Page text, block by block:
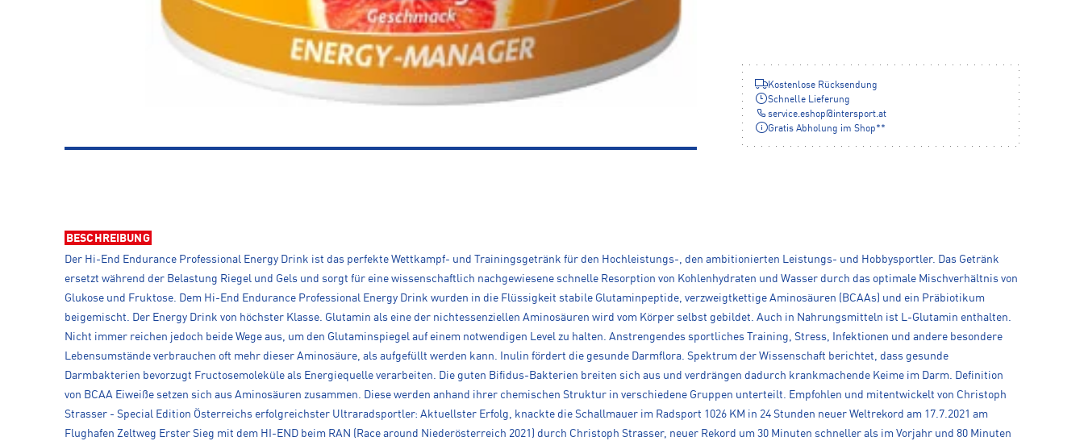
Kostenlose Rücksendung
Schnelle Lieferung
service.eshop@intersport.at
Gratis Abholung im Shop**
BESCHREIBUNG
Der Hi-End Endurance Professional Energy Drink ist das perfekte Wettkampf- und Trainingsgetränk für den Hochleistungs-, den ambitionierten Leistungs- und Hobbysportler. Das Getränk
ersetzt während der Belastung Riegel und Gels und sorgt für eine wissenschaftlich nachgewiesene schnelle Resorption von Kohlenhydraten und Wasser durch das optimale Mischverhältnis von
Glukose und Fruktose. Dem Hi-End Endurance Professional Energy Drink wurden in die Flüssigkeit stabile Glutaminpeptide, verzweigtkettige Aminosäuren (BCAAs) und ein Präbiotikum
beigemischt. Der Energy Drink von höchster Klasse. Glutamin als eine der nichtessenziellen Aminosäuren wird vom Körper selbst gebildet. Auch in Nahrungsmitteln ist L-Glutamin enthalten.
Nicht immer reichen jedoch beide Wege aus, um den Glutaminspiegel auf einem notwendigen Level zu halten. Anstrengendes sportliches Training, Stress, Infektionen und andere besondere
Lebensumstände verbrauchen oft mehr dieser Aminosäure, als aufgefüllt werden kann. Inulin fördert die gesunde Darmflora. Spektrum der Wissenschaft berichtet, dass gesunde
Darmbakterien bevorzugt Fructosemoleküle als Energiequelle verarbeiten. Die guten Bifidus-Bakterien breiten sich aus und verdrängen dadurch krankmachende Keime im Darm. Definition
von BCAA Eiweiße setzen sich aus Aminosäuren zusammen. Diese werden anhand ihrer chemischen Struktur in verschiedene Gruppen unterteilt. Empfohlen und mitentwickelt von Christoph
Strasser - Special Edition Österreichs erfolgreichster Ultraradsportler: Aktuellster Erfolg, knackte die Schallmauer im Radsport 1026 KM in 24 Stunden neuer Weltrekord am 17.7.2021 am
Flughafen Zeltweg Erster Sieg mit dem HI-END beim RAN (Race around Niederösterreich 2021) durch Christoph Strasser, neuer Rekord um 30 Minuten schneller als im Vorjahr und 80 Minuten